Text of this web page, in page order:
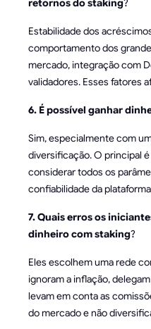
retornos do staking?
Estabilidade dos
comportamento dos
mercado, integração com
validadores. Esses fatores
6. É possível ganhar
Sim, especialmente com
diversificação. O principal
considerar todos os
confiabilidade da
7. Quais erros os
dinheiro com staking?
Eles escolhem uma rede
ignoram a inflação,
levam em conta as
do mercado e não